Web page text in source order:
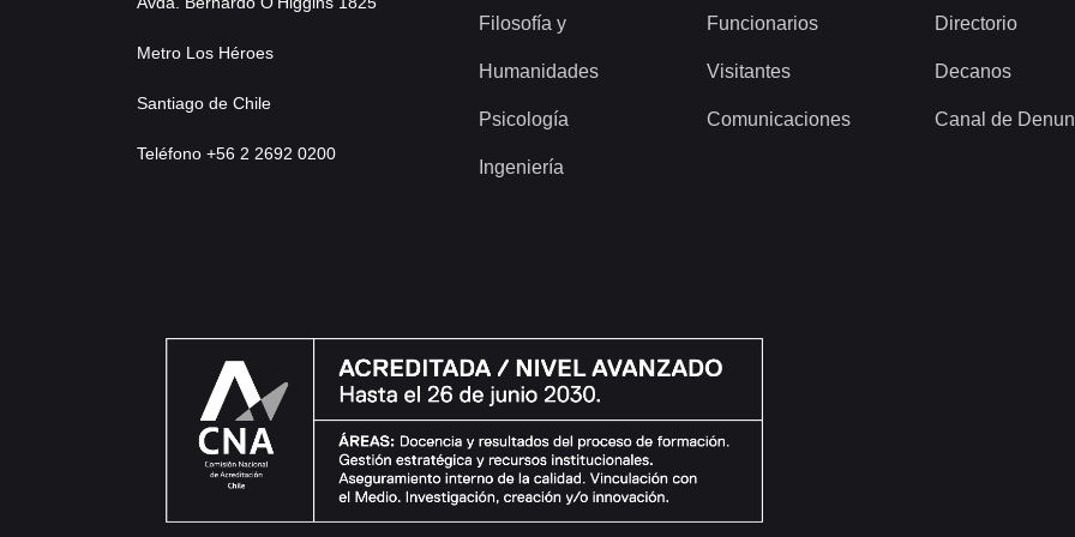
Metro Los Héroes
Santiago de Chile
Teléfono +56 2 2692 0200
Filosofía y
Humanidades
Psicología
Ingeniería
Funcionarios
Visitantes
Comunicaciones
Directorio
Decanos
Canal de